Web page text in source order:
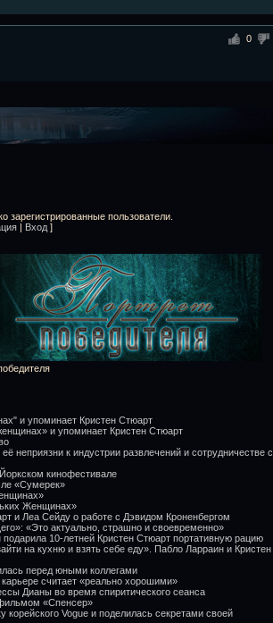
0
зарегистрированные пользователи.
| Вход ]
и упоминает Кристен Стюарт
и упоминает Кристен Стюарт
неприязни к индустрии развлечений и сотрудничестве с
кинофестивале
«Сумерек»
Женщинах»
и Леа Сейду о работе с Дэвидом Кроненбергом
«Это актуально, страшно и своевременно»
10-летней Кристен Стюарт портативную рацию
на кухню и взять себе еду». Пабло Ларраин и Кристен
перед юными коллегами
считает «реально хорошими»
Дианы во время спиритического сеанса
«Спенсер»
Vogue и поделилась секретами своей